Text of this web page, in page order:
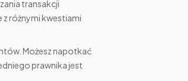
transakcji
z różnymi kwestiami
Możesz napotkać
prawnika jest